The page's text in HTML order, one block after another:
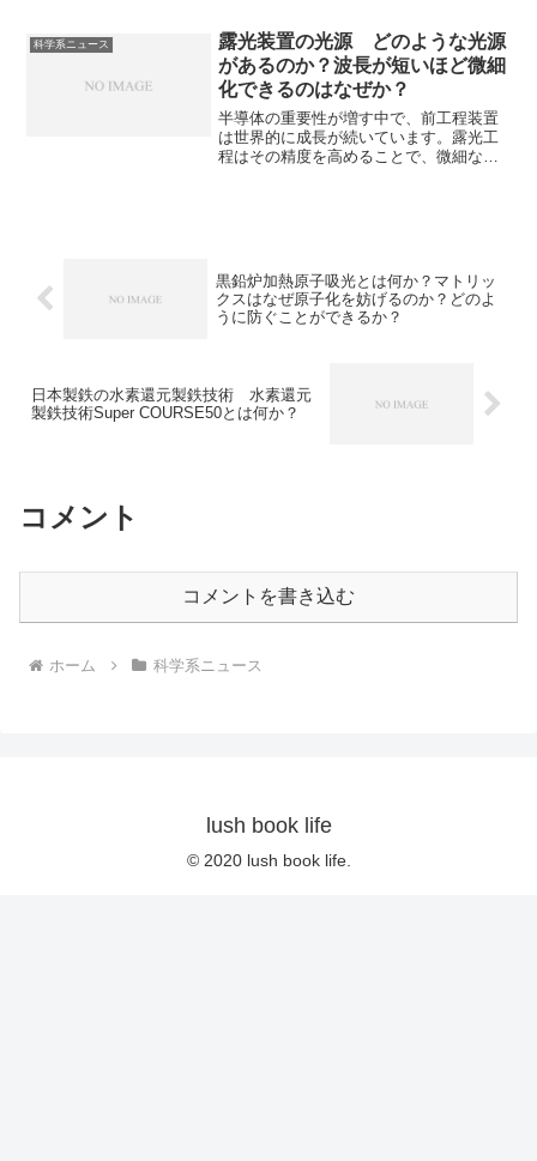
のです。これにより、鉄のさびを防ぐこ
とができます。犠牲防食とは何かを知る
ことができます。
科学系ニュース
露光装置の光源 どのような光源
があるのか？波長が短いほど微細
化できるのはなぜか？
半導体の重要性が増す中で、前工程装置
は世界的に成長が続いています。露光工
程はその精度を高めることで、微細な回
が短いほど微細化できるのかを知ること
ができます。
黒鉛炉加熱原子吸光とは何か？マトリッ
クスはなぜ原子化を妨げるのか？どのよ
うに防ぐことができるか？
日本製鉄の水素還元製鉄技術 水素還元
製鉄技術Super COURSE50とは何か？
コメント
コメントを書き込む
ホーム 科学系ニュース
lush book life
© 2020 lush book life.